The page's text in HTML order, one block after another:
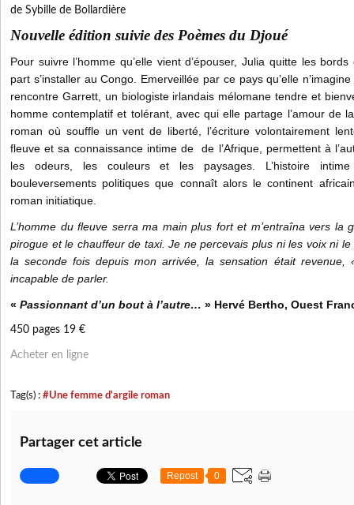
de Sybille de Bollardière
Nouvelle édition suivie des Poèmes du Djoué
Pour suivre l’homme qu’elle vient d’épouser, Julia quitte les
part s’installer au Congo. Emerveillée par ce pays qu’elle
rencontre Garrett, un biologiste irlandais mélomane tendre et
homme contemplatif et tolérant, avec qui elle partage l’amour de
roman où souffle un vent de liberté, l’écriture volontairement
fleuve et sa connaissance intime de de l’Afrique, permettent à
les odeurs, les couleurs et les paysages. L’histoire
bouleversements politiques que connaît alors le continent
roman initiatique.
L’homme du fleuve serra ma main plus fort et m’entraîna vers la
pirogue et le chauffeur de taxi. Je ne percevais plus ni les voix ni
la seconde fois depuis mon arrivée, la sensation était revenue,
incapable de parler.
« Passionnant d’un bout à l’autre… » Hervé Bertho, Ouest
450 pages 19 €
Acheter en ligne
Tag(s) : #Une femme d'argile roman
Partager cet article
Repost 0